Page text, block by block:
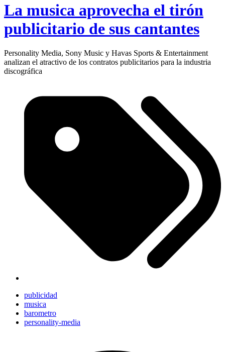
La musica aprovecha el tirón
publicitario de sus cantantes
Personality Media, Sony Music y Havas Sports & Entertainment
analizan el atractivo de los contratos publicitarios para la industria
discográfica
publicidad
musica
barometro
personality-media